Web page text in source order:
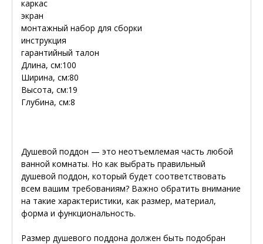
каркас
экран
монтажный набор для сборки
инструкция
гарантийный талон
Длина, см:100
Ширина, см:80
Высота, см:19
Глубина, см:8
Душевой поддон — это неотъемлемая часть любой
ванной комнаты. Но как выбрать правильный
душевой поддон, который будет соответствовать
всем вашим требованиям? Важно обратить внимание
на такие характеристики, как размер, материал,
форма и функциональность.
Размер душевого поддона должен быть подобран